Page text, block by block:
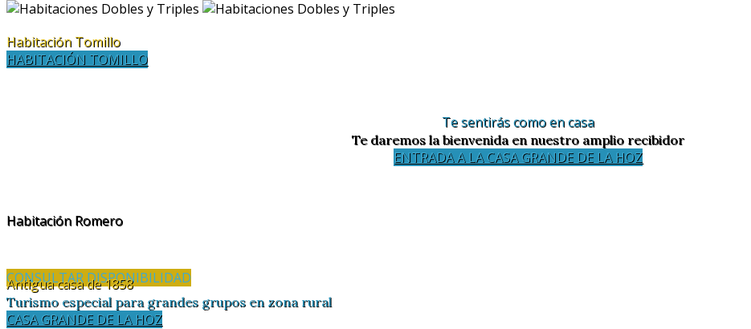
Habitación Tomillo
HABITACIÓN TOMILLO
Te sentirás como en casa
Te daremos la bienvenida en nuestro amplio recibidor
ENTRADA A LA CASA GRANDE DE LA HOZ
Habitación Romero
Antigua casa de 1858
Turismo especial para grandes grupos en zona rural
CASA GRANDE DE LA HOZ
CONSULTAR DISPONIBILIDAD